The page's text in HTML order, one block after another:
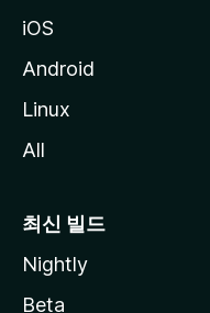
iOS
Android
Linux
All
최신 빌드
Nightly
Beta